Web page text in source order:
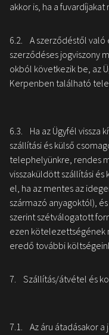
akkor is, ha a fuvardíjakat
6.2. A szerződéstől való
szerződéses jogviszony
okból következik be, az
Kerpenben található
6.3. Ha az Ügyfél vissza
szállítási és külső
telephelyünkre, rendes
visszaküldött szállítási és
el, ha az mentes az
származó anyagoktól),
szerint szétválogatott
ezen kötelezettségének
eredő további
7. Szállítás/átvétel és
7.1. Az áru átadásakor a